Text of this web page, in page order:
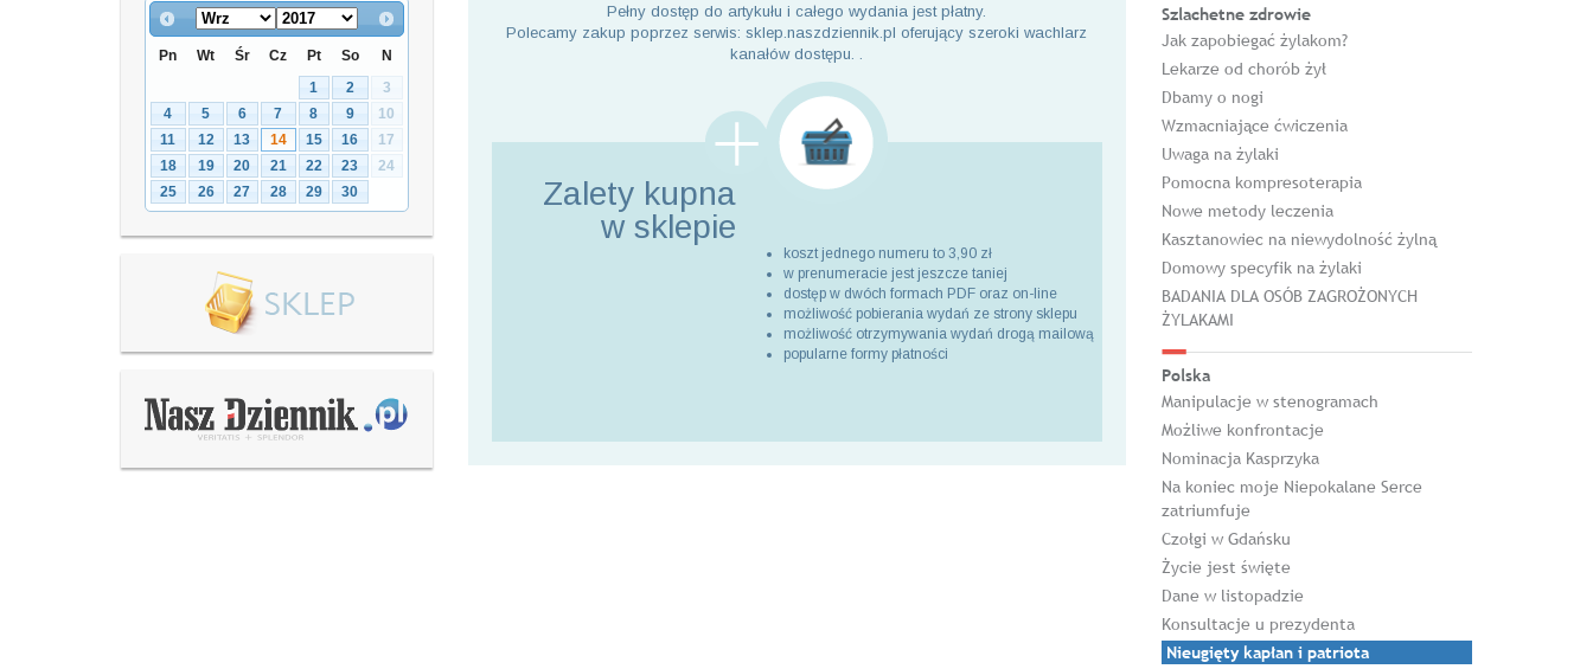
Pn Wt Śr Cz Pt So
N
1
2
3
4
5 6 7 8 9
10
11
12 13 14 15 16
17
18
19 20 21 22 23
24
25
26 27 28 29 30
Pełny dostęp do artykułu i całego wydania jest płatny.
Polecamy zakup poprzez serwis: sklep.naszdziennik.pl oferujący szeroki wachlarz
kanałów dostępu. .
Zalety kupna
w sklepie
koszt jednego numeru to 3,90 zł
w prenumeracie jest jeszcze taniej
dostęp w dwóch formach PDF oraz on-line
możliwość pobierania wydań ze strony sklepu
możliwość otrzymywania wydań drogą mailową
popularne formy płatności
Szlachetne zdrowie
Jak zapobiegać żylakom?
Lekarze od chorób żył
Dbamy o nogi
Wzmacniające ćwiczenia
Uwaga na żylaki
Pomocna kompresoterapia
Nowe metody leczenia
Kasztanowiec na niewydolność żylną
Domowy specyfik na żylaki
BADANIA DLA OSÓB ZAGROŻONYCH
ŻYLAKAMI
Polska
Manipulacje w stenogramach
Możliwe konfrontacje
Nominacja Kasprzyka
Na koniec moje Niepokalane Serce
zatriumfuje
Czołgi w Gdańsku
Życie jest święte
Dane w listopadzie
Konsultacje u prezydenta
Nieugięty kapłan i patriota